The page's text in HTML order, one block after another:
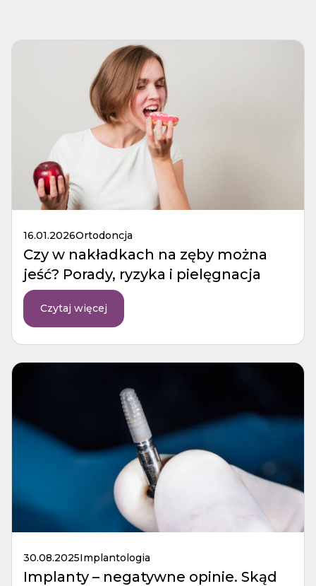
16.01.2026Ortodoncja
Czy w nakładkach na zęby można
jeść? Porady, ryzyka i pielęgnacja
Czytaj więcej
30.08.2025Implantologia
Implanty – negatywne opinie. Skąd